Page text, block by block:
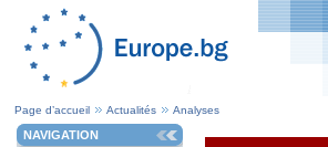
Page d’accueil Actualités Analyses
NAVIGATION